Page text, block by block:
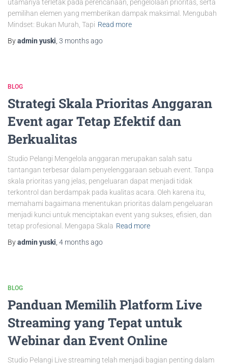
utamanya terletak pada perencanaan, pengelolaan prioritas, serta
pemilihan elemen yang memberikan dampak maksimal. Mengubah
Mindset: Bukan Murah, Tapi Read more
Byadmin yuski 3 monthsago
BLOG
Strategi Skala Prioritas Anggaran
Event agar Tetap Efektif dan
Berkualitas
Studio Pelangi Mengelola anggaran merupakan salah satu
tantangan terbesar dalam penyelenggaraan sebuah event. Tanpa
skala prioritas yang jelas, pengeluaran dapat menjadi tidak
terkontrol dan berdampak pada kualitas acara. Oleh karena itu,
memahami bagaimana menentukan prioritas dalam pengeluaran
menjadi kunci untuk menciptakan event yang sukses, efisien, dan
tetap profesional. Mengapa Skala Read more
Byadmin yuski 4 monthsago
BLOG
Panduan Memilih Platform Live
Streaming yang Tepat untuk
Webinar dan Event Online
Studio Pelangi Live streaming telah menjadi bagian penting dalam